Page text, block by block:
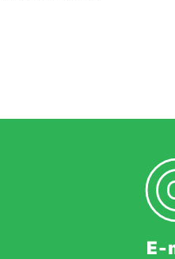
E-